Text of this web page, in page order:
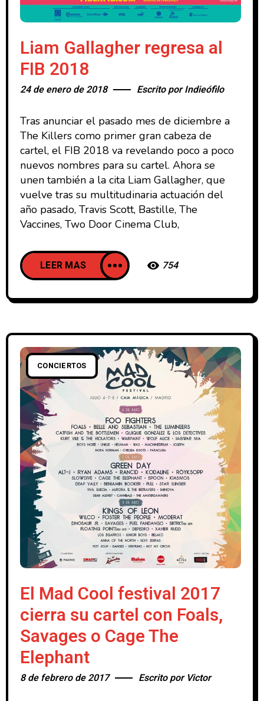
Liam Gallagher regresa al
FIB 2018
24 de enero de 2018 Escrito porIndieófilo
Tras anunciar el pasado mes de diciembre a
The Killers como primer gran cabeza de
cartel, el FIB 2018 va revelando poco a poco
nuevos nombres para su cartel. Ahora se
unen también a la cita Liam Gallagher, que
vuelve tras su multitudinaria actuación del
año pasado, Travis Scott, Bastille, The
Vaccines, Two Door Cinema Club,
LEER MAS 754
CONCIERTOS
El Mad Cool festival 2017
cierra su cartel con Foals,
Savages o Cage The
Elephant
8 de febrero de 2017 Escrito por Victor